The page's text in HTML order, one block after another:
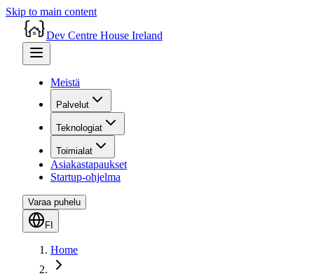
Skip to main content
Dev Centre House Ireland
Meistä
Palvelut
Teknologiat
Toimialat
Asiakastapaukset
Startup-ohjelma
Varaa puhelu
FI
Home